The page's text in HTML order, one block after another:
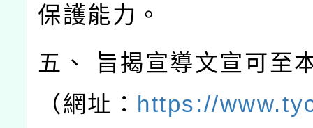
保護能力。
五、 旨揭宣導文宣可至
（網址： https://